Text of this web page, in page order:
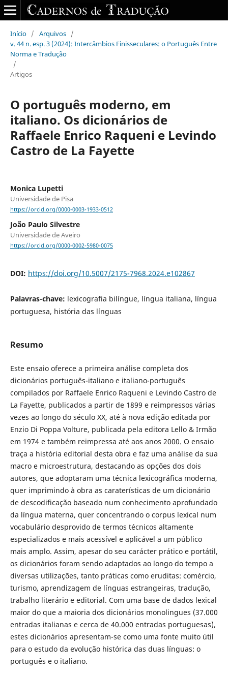
Início / Arquivos /
v. 44 n. esp. 3 (2024): Intercâmbios Finisseculares: o Português Entre
Norma e Tradução
/
Artigos
O português moderno, em
italiano. Os dicionários de
Raffaele Enrico Raqueni e Levindo
Castro de La Fayette
Monica Lupetti
Universidade de Pisa
https://orcid.org/0000-0003-1933-0512
João Paulo Silvestre
Universidade de Aveiro
https://orcid.org/0000-0002-5980-0075
DOI: https://doi.org/10.5007/2175-7968.2024.e102867
Palavras-chave: lexicografia bilíngue, língua italiana, língua
portuguesa, história das línguas
Resumo
Este ensaio oferece a primeira análise completa dos
dicionários português-italiano e italiano-português
compilados por Raffaele Enrico Raqueni e Levindo Castro de
La Fayette, publicados a partir de 1899 e reimpressos várias
vezes ao longo do século XX, até à nova edição editada por
Enzio Di Poppa Volture, publicada pela editora Lello & Irmão
em 1974 e também reimpressa até aos anos 2000. O ensaio
traça a história editorial desta obra e faz uma análise da sua
macro e microestrutura, destacando as opções dos dois
autores, que adoptaram uma técnica lexicográfica moderna,
quer imprimindo à obra as caraterísticas de um dicionário
de descodificação baseado num conhecimento aprofundado
da língua materna, quer concentrando o corpus lexical num
vocabulário desprovido de termos técnicos altamente
especializados e mais acessível e aplicável a um público
mais amplo. Assim, apesar do seu carácter prático e portátil,
os dicionários foram sendo adaptados ao longo do tempo a
diversas utilizações, tanto práticas como eruditas: comércio,
turismo, aprendizagem de línguas estrangeiras, tradução,
trabalho literário e editorial. Com uma base de dados lexical
maior do que a maioria dos dicionários monolingues (37.000
entradas italianas e cerca de 40.000 entradas portuguesas),
estes dicionários apresentam-se como uma fonte muito útil
para o estudo da evolução histórica das duas línguas: o
português e o italiano.